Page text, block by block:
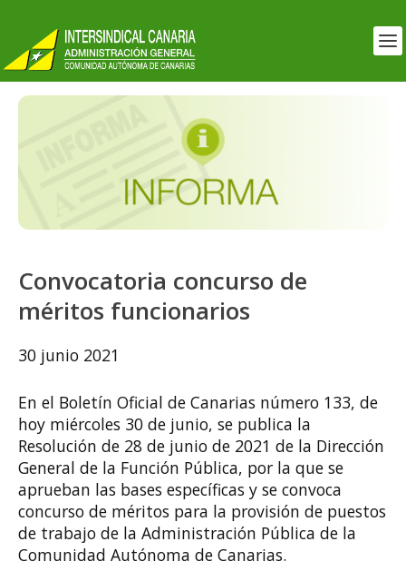
Convocatoria concurso de
méritos funcionarios
30 junio 2021
En el Boletín Oficial de Canarias número 133, de
hoy miércoles 30 de junio, se publica la
Resolución de 28 de junio de 2021 de la Dirección
General de la Función Pública, por la que se
aprueban las bases específicas y se convoca
concurso de méritos para la provisión de puestos
de trabajo de la Administración Pública de la
Comunidad Autónoma de Canarias.